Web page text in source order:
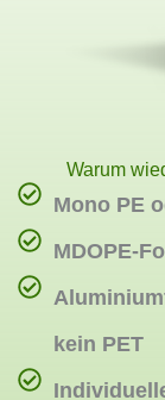
Warum
Mono PE
MDOPE-
kein PET